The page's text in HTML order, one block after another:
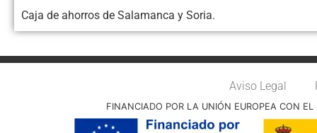
Caja de ahorros de Salamanca y Soria.
Aviso Legal
FINANCIADO POR LA UNIÓN EUROPEA CON